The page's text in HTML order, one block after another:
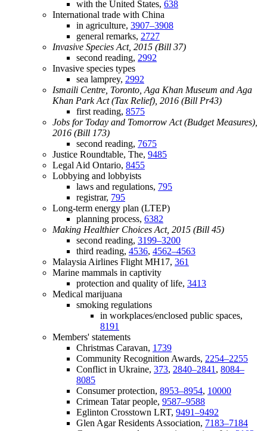
with the United States, 638
International trade with China
in agriculture, 3907–3908
general remarks, 2727
Invasive Species Act, 2015 (Bill 37)
second reading, 2992
Invasive species types
sea lamprey, 2992
Ismaili Centre, Toronto, Aga Khan Museum and Aga
Khan Park Act (Tax Relief), 2016 (Bill Pr43)
first reading, 8575
Jobs for Today and Tomorrow Act (Budget Measures),
2016 (Bill 173)
second reading, 7675
Justice Roundtable, The, 9485
Legal Aid Ontario, 8455
Lobbying and lobbyists
laws and regulations, 795
registrar, 795
Long-term energy plan (LTEP)
planning process, 6382
Making Healthier Choices Act, 2015 (Bill 45)
second reading, 3199–3200
third reading, 4536, 4562–4563
Malaysia Airlines Flight MH17, 361
Marine mammals in captivity
protection and quality of life, 3413
Medical marijuana
smoking regulations
in workplaces/enclosed public spaces,
8191
Members' statements
Christmas Caravan, 1739
Community Recognition Awards, 2254–2255
Conflict in Ukraine, 373, 2840–2841 , 8084–
8085
Consumer protection, 8953–8954, 10000
Crimean Tatar people, 9587–9588
Eglinton Crosstown LRT, 9491–9492
Glen Agar Residents Association, 7183–7184